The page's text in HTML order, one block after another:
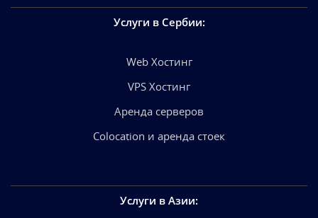
Услуги в Сербии:
Web Хостинг
VPS Хостинг
Аренда серверов
Colocation и аренда стоек
Услуги в Азии: